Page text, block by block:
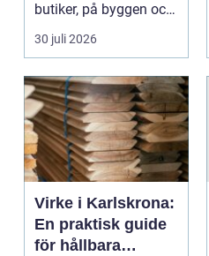
butiker, på byggen och
längs v...
30 juli 2026
Virke i Karlskrona:
En praktisk guide
för hållbara